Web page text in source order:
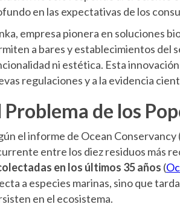
en las expectativas de los
empresa pionera en soluciones
a bares y establecimientos
ni estética. Esta
regulaciones y a la evidencia
Problema de los
el informe de Ocean
entre los diez residuos más
en los últimos 35 años (
a especies marinas, sino que
en el ecosistema.